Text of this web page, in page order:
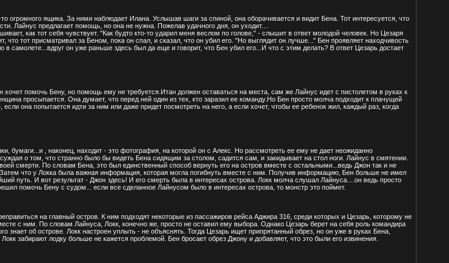
огромного ящика. За ними наблюдает Илана. Услышав шаги за спиной, она оборачивается и видит Бена. Тот интересуется, что
Лайнус предлагает помощь, но она не нужна. Пожелав удачного дня, он уходит....
как тот себя чувствует. "Как будто кто-то ударил меня веслом по голове," - слышит в ответ молодой человек. Но Цезаря
что тот присматривал за Беном, пока он спал, и сказал, что он убил его. "Но выглядит он лучше..." Бен проявляет находчивость
самолете...вдруг он уже раньше здесь был да еще и говорит, что Бен убил его...И что с этим делать? В ответ Цезарь достает
помочь Бену, но помощь ему не требуется.Итан должен оставаться на места, сам же Лайнус идет с пистолетом в руках к
просыпается. Она думает, что перед ней один из тех, кто заразил ее команду.Но Бен просто молча подходит к плачущей
она попытается идти за ним или даже придет посмотреть на него, а если хочет, чтобы ее ребенок жил, каждый раз, когда
бумаги...и , наконец, находит - это фотография, на которой он с Алекс. Но рассмотреть ее ему не дает неожиданно
о том, что странно было бы видеть Бена сидящим за столом, садится сам, и закидывает на стол ноги. Лайнус в смятении.
смерти. По словам Бена, это был единственный способ вернуть его на остров вместе с остальными...ведь Джон так и не
что у Локка была важная информация, которая могла погибнуть вместе с ним. Получив информацию, Бен больше не имел
путь. И вот результат - Джон здесь! И его смерть была в интересах острова. Локк молча слушал Лайнуса....он ведь просто
помочь Бену с судом... если все сделанное Лайнусом было в интересах острова, то монстр это поймет.
на главный остров. К ним подходят некоторые из пассажиров рейса Аджира 316, среди которых и Цезарь, которому не
с ним. По словам Лайнуса, Локк, конечно же, просто не оставил ему выбора. Однако Цезарь берет на себя роль командира
знает об острове. Локк настроен уплыть - не объяснять. Тогда Цезарь ищет припрятанный обрез, но он уже в руках Бена,
забирают лодку больше не кажется проблемой. Бен бросает обрез Джону и добавляет, что это были его извинения.